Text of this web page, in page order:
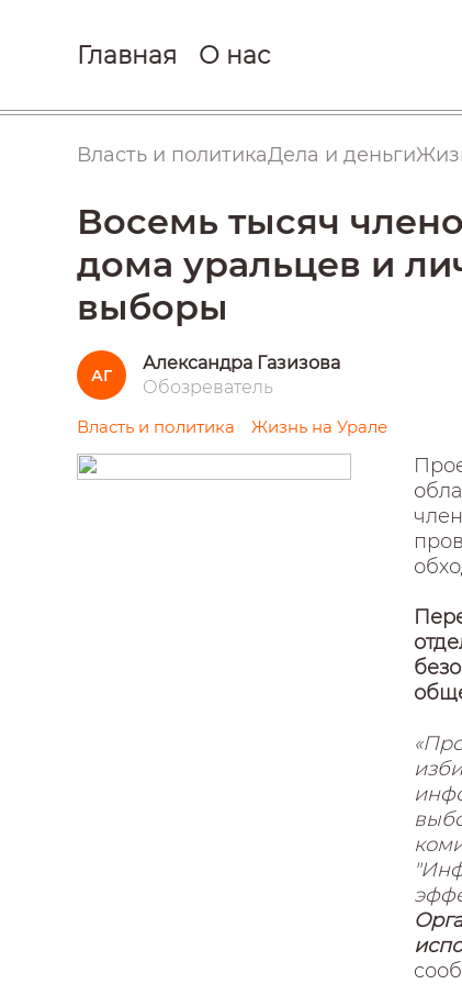
Главная О нас
Власть и политикаДела и деньги
Восемь тысяч
дома уральцев и
выборы
АГ
Александра Газизова
Обозреватель
Власть и политика Жизнь на Урале